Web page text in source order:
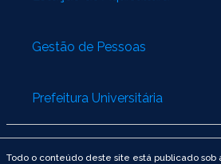
Gestão de Pessoas
Prefeitura Universitária
Todo o conteúdo deste site está publicado sob